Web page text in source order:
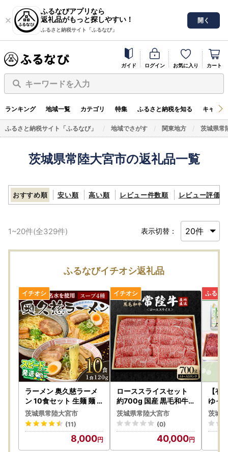
ふるなびアプリなら
返礼品がもっと探しやすい！
ふるさと納税サイト「ふるなび」
開く
ガイド ログイン お気に入り カート
キーワードを入力
ランキング 地域一覧 カテゴリ 特集 ふるさと納税を知る キャン
ふるさと納税サイト「ふるなび」 地域でさがす 関東地方 茨城県常
茨城県常陸大宮市の返礼品一覧
おすすめ順 安い順 高い順 レビュー件数順 レビュー評価順
1~20件(全329件) 表示切替：
ふるなびイチオシ返礼品
ラーメン 奥久慈ラーメ
ン 10食セット 生麺 麺
【ラーメン】【ho0842
】
茨城県常陸大宮市
(11)
8,000
ローススライスセット
約700g 国産 黒毛和牛
【スライス】【ho0916
】
茨城県常陸大宮市
(0)
40,000
【有
ゆっ
】茨
ログ
茨城